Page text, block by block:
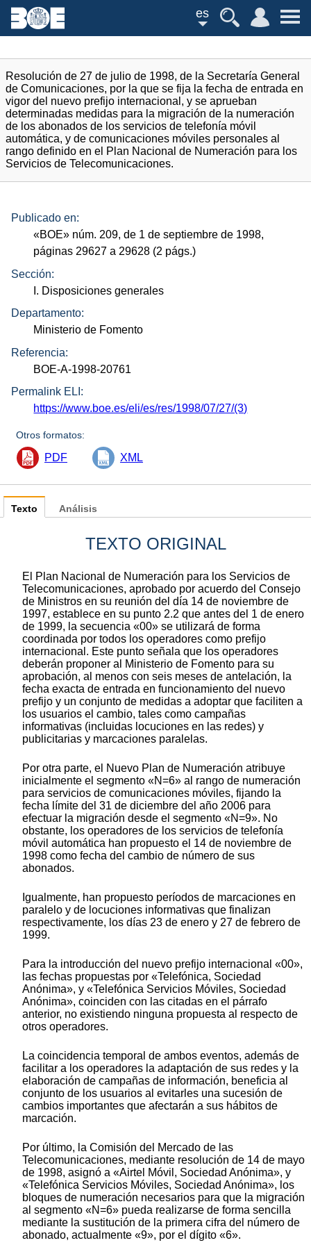
es
Resolución de 27 de julio de 1998, de la Secretaría General
de Comunicaciones, por la que se fija la fecha de entrada en
vigor del nuevo prefijo internacional, y se aprueban
determinadas medidas para la migración de la numeración
de los abonados de los servicios de telefonía móvil
automática, y de comunicaciones móviles personales al
rango definido en el Plan Nacional de Numeración para los
Servicios de Telecomunicaciones.
Publicado en:
«BOE» núm. 209, de 1 de septiembre de 1998,
páginas 29627 a 29628 (2 págs.)
Sección:
I. Disposiciones generales
Departamento:
Ministerio de Fomento
Referencia:
BOE-A-1998-20761
Permalink ELI:
https://www.boe.es/eli/es/res/1998/07/27/(3)
Otros formatos:
PDF XML
Texto
TEXTO ORIGINAL
El Plan Nacional de Numeración para los Servicios de
Telecomunicaciones, aprobado por acuerdo del Consejo
de Ministros en su reunión del día 14 de noviembre de
1997, establece en su punto 2.2 que antes del 1 de enero
de 1999, la secuencia «00» se utilizará de forma
coordinada por todos los operadores como prefijo
internacional. Este punto señala que los operadores
deberán proponer al Ministerio de Fomento para su
aprobación, al menos con seis meses de antelación, la
fecha exacta de entrada en funcionamiento del nuevo
prefijo y un conjunto de medidas a adoptar que faciliten a
los usuarios el cambio, tales como campañas
informativas (incluidas locuciones en las redes) y
publicitarias y marcaciones paralelas.
Por otra parte, el Nuevo Plan de Numeración atribuye
inicialmente el segmento «N=6» al rango de numeración
para servicios de comunicaciones móviles, fijando la
fecha límite del 31 de diciembre del año 2006 para
efectuar la migración desde el segmento «N=9». No
obstante, los operadores de los servicios de telefonía
móvil automática han propuesto el 14 de noviembre de
1998 como fecha del cambio de número de sus
abonados.
Igualmente, han propuesto períodos de marcaciones en
paralelo y de locuciones informativas que finalizan
respectivamente, los días 23 de enero y 27 de febrero de
1999.
Para la introducción del nuevo prefijo internacional «00»,
las fechas propuestas por «Telefónica, Sociedad
Anónima», y «Telefónica Servicios Móviles, Sociedad
Anónima», coinciden con las citadas en el párrafo
anterior, no existiendo ninguna propuesta al respecto de
otros operadores.
La coincidencia temporal de ambos eventos, además de
facilitar a los operadores la adaptación de sus redes y la
elaboración de campañas de información, beneficia al
conjunto de los usuarios al evitarles una sucesión de
cambios importantes que afectarán a sus hábitos de
marcación.
Por último, la Comisión del Mercado de las
Telecomunicaciones, mediante resolución de 14 de mayo
de 1998, asignó a «Airtel Móvil, Sociedad Anónima», y
«Telefónica Servicios Móviles, Sociedad Anónima», los
bloques de numeración necesarios para que la migración
al segmento «N=6» pueda realizarse de forma sencilla
mediante la sustitución de la primera cifra del número de
abonado, actualmente «9», por el dígito «6».
Análisis